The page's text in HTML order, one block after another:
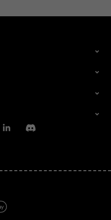
LinkedinDiscord